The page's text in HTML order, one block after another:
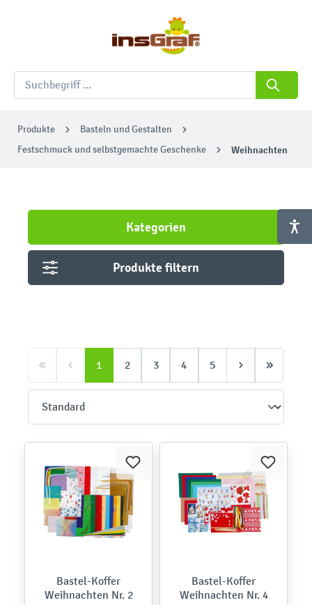
Produkte
Basteln und Gestalten
Festschmuck und selbstgemachte Geschenke
Weihnachten
Kategorien
Produkte filtern
1 2 3 4 5
Bastel-Koffer
Weihnachten Nr. 2
Bastel-Koffer
Weihnachten Nr. 4